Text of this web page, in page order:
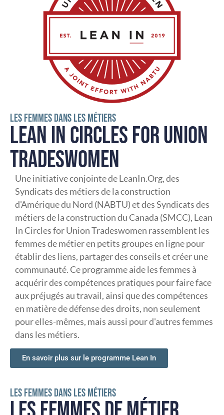
LES FEMMES DANS LES MÉTIERS
LEAN IN CIRCLES FOR UNION
TRADESWOMEN
Une initiative conjointe de LeanIn.Org, des
Syndicats des métiers de la construction
d'Amérique du Nord (NABTU) et des Syndicats des
métiers de la construction du Canada (SMCC), Lean
In Circles for Union Tradeswomen rassemblent les
femmes de métier en petits groupes en ligne pour
établir des liens, partager des conseils et créer une
communauté. Ce programme aide les femmes à
acquérir des compétences pratiques pour faire face
aux préjugés au travail, ainsi que des compétences
en matière de défense des droits, non seulement
pour elles-mêmes, mais aussi pour d'autres femmes
dans les métiers.
En savoir plus sur le programme Lean In
LES FEMMES DANS LES MÉTIERS